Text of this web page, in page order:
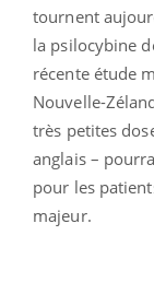
tournent
la psilocybine
récente étude
Nouvelle-
très petites
anglais –
pour les
majeur.